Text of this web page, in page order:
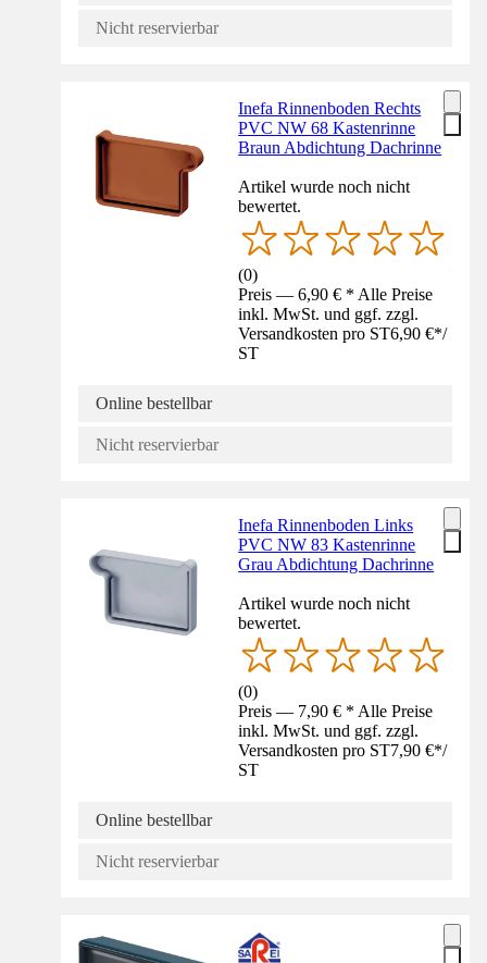
Nicht reservierbar
Inefa Rinnenboden Rechts
PVC NW 68 Kastenrinne
Braun Abdichtung Dachrinne
Artikel wurde noch nicht
bewertet.
(0)
Preis — 6,90 € * Alle Preise
inkl. MwSt. und ggf. zzgl.
Versandkosten pro ST6,90 €*/
ST
Online bestellbar
Nicht reservierbar
Inefa Rinnenboden Links
PVC NW 83 Kastenrinne
Grau Abdichtung Dachrinne
Artikel wurde noch nicht
bewertet.
(0)
Preis — 7,90 € * Alle Preise
inkl. MwSt. und ggf. zzgl.
Versandkosten pro ST7,90 €*/
ST
Online bestellbar
Nicht reservierbar